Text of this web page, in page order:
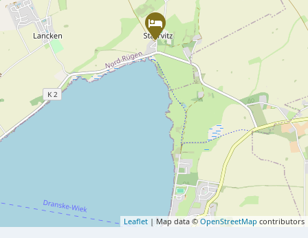
Leaflet | Map data ©OpenStreetMap contributors